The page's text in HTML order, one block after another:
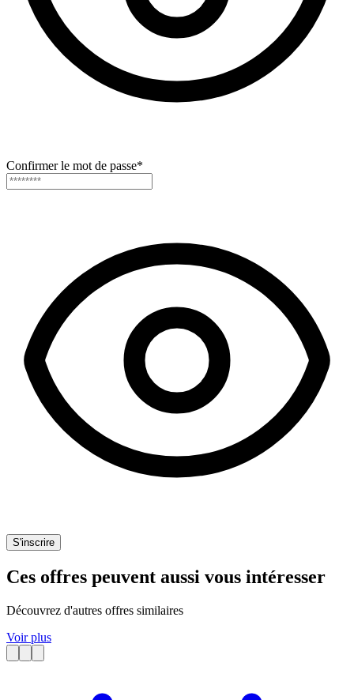
Confirmer le mot de passe*
S'inscrire
Ces offres peuvent aussi vous intéresser
Découvrez d'autres offres similaires
Voir plus